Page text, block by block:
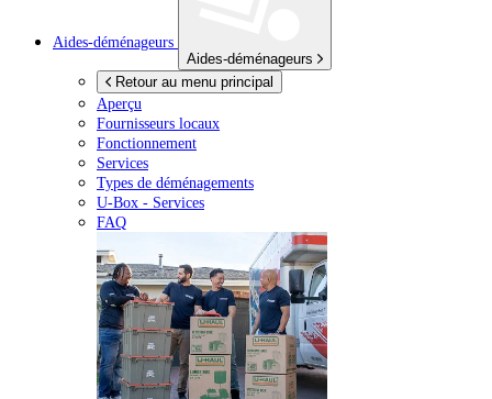
Aides-déménageurs
Aides-déménageurs
Retour au menu principal
Aperçu
Fournisseurs locaux
Fonctionnement
Services
Types de déménagements
U-Box - Services
FAQ